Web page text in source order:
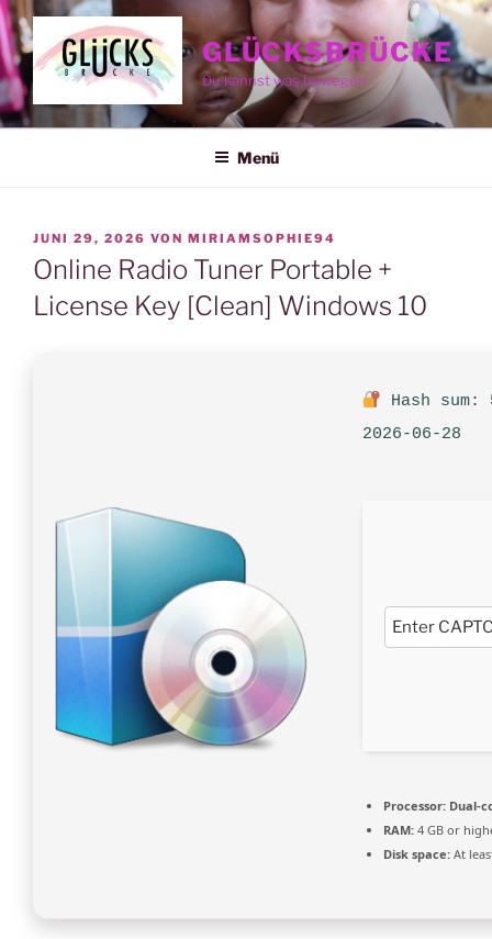
Zum
Inhalt
springen
GLÜCKSBRÜCKE
Du kannst was bewegen
Menü
VERÖFFENTLICHT
AM
JUNI 29, 2026 VON MIRIAMSOPHIE94
Online Radio Tuner Portable +
License Key [Clean] Windows 10
Hash sum:
2026-06-28
Processor: Dual-
RAM: 4 GB or
Disk space: At